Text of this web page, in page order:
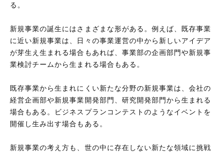
る。
新規事業の誕生にはさまざまな形がある。例えば、既存事業
に近い新規事業は、日々の事業運営の中から新しいアイデア
が芽生え生まれる場合もあれば、事業部の企画部門や新規事
業検討チームから生まれる場合もある。
既存事業から生まれにくい新たな分野の新規事業は、会社の
経営企画部や新規事業開発部門、研究開発部門から生まれる
場合もある。ビジネスプランコンテストのようなイベントを
開催し生み出す場合もある。
新規事業の考え方も、世の中に存在しない新たな領域に挑戦